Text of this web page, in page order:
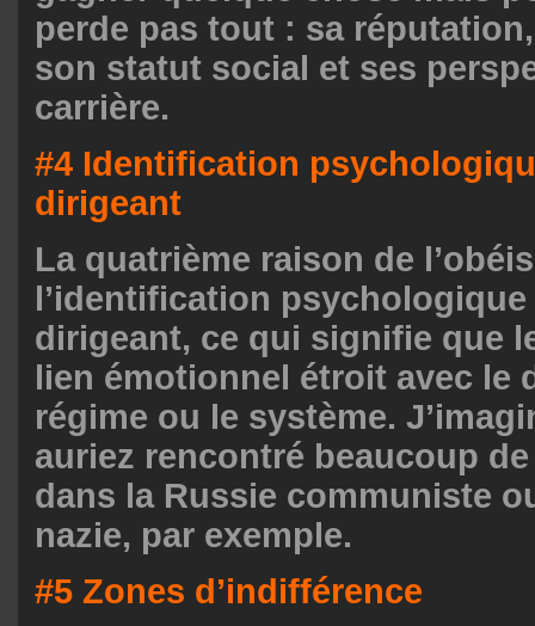
perde pas tout : sa
son statut social et ses
carrière.
#4 Identification
dirigeant
La quatrième raison de
l’identification psychologique
dirigeant, ce qui signifie que
lien émotionnel étroit avec le
régime ou le système.
auriez rencontré beaucoup
dans la Russie communiste
nazie, par exemple.
#5 Zones d’indifférence